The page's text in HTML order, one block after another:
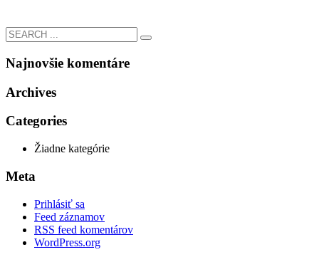
Najnovšie komentáre
Archives
Categories
Žiadne kategórie
Meta
Prihlásiť sa
Feed záznamov
RSS feed komentárov
WordPress.org